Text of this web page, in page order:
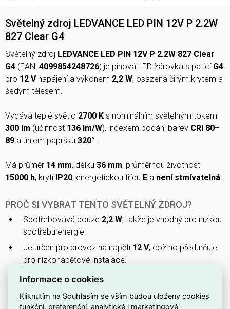
Světelný zdroj LEDVANCE LED PIN 12V P 2.2W
827 Clear G4
Světelný zdroj LEDVANCE LED PIN 12V P 2.2W 827 Clear
G4 (EAN: 4099854248726) je pinová LED žárovka s paticí G4
pro 12 Vnapájení a výkonem 2,2 W, osazená čirým krytem a
šedým tělesem.
Vydává teplé světlo 2700 K s nominálním světelným tokem
300 lm (účinnost 136 lm/W), indexem podání barev CRI 80–
89 a úhlem paprsku 320°.
Má průměr 14 mm, délku 36 mm, průměrnou životnost
15000 h, krytí IP20, energetickou třídu E a není stmívatelná.
PROČ SI VYBRAT TENTO SVĚTELNÝ ZDROJ?
Spotřebovává pouze 2,2 W, takže je vhodný pro nízkou
spotřebu energie.
Je určen pro provoz na napětí 12 V, což ho předurčuje
pro nízkonapěťové instalace.
Má paticiG4, která zajistí kompatibilitu s odpovídajícími
Vydává teplé světlo s teplotou2700 K(dle EN 12464-1
Informace o cookies
Kliknutím na Souhlasím se vším budou uloženy cookies
funkční, preferenční, analytické i marketingové -